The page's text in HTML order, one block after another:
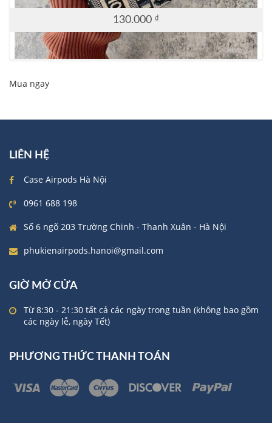
130.000 ₫
Mua ngay
LIÊN HỆ
Case Airpods Hà Nội
0961 688 198
Số 6 ngõ 203 Trường Chinh - Thanh Xuân - Hà Nội
phukienairpods.hanoi@gmail.com
GIỜ MỞ CỬA
Từ 8:30 - 21:30 tất cả các ngày trong tuần (không bao gồm
các ngày lễ, ngày Tết)
PHƯƠNG THỨC THANH TOÁN